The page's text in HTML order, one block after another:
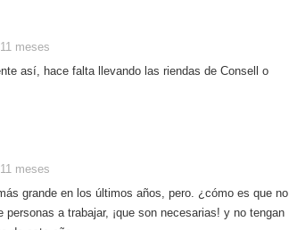
meses
así, hace falta llevando las riendas de Consell o
meses
grande en los últimos años, pero. ¿cómo es que no
a trabajar, ¡que son necesarias! y no tengan